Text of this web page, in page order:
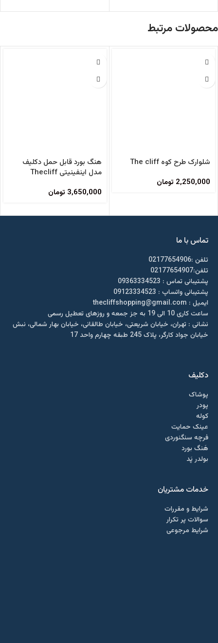
محصولات مرتبط
شلوارک طرح کوه The cliff
2,250,000 تومان
هنگ بورد قابل حمل دکلیف
مدل اینفینیتی Thecliff
3,650,000 تومان
تماس با ما
تلفن :02177654906
تلفن:02177654907
پشتیبانی تماس : 09363334523
پشتیبانی واتساپ : 09123334523
ايميل : thecliffshopping@gmail.com
ساعت کاری 10 الی 19 به جز جمعه و روزهای تعطیل رسمی
نشانی : تهران، خیابان شریعتی، خیابان طالقانی، خیابان بهار شمالی، نبش
خیابان جواد کارگر، پلاک 245 طبقه چهارم واحد 17
دکلیف​
پوشاک
پودر
کوله
عینک حمایت
فرچه سنگنوردی
هَنگ بورد
بولدر پَد
خدمات مشتریان
شرایط و مقررات
سوالات پر تکرار
شرایط مرجوعی